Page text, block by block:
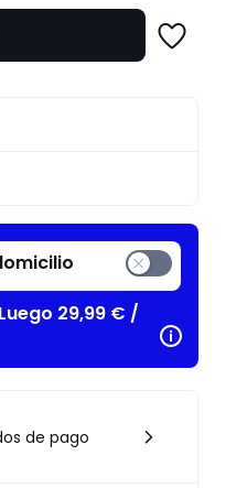
29,99 € /
de pago